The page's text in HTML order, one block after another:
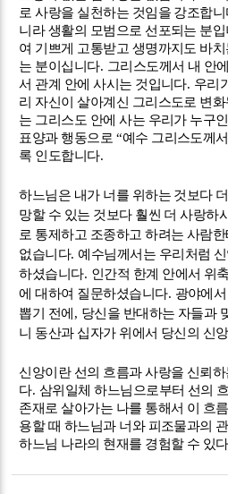
로 사랑을 실천하는 것임을 강조합
니라 생활의 모범으로 선포되는 분
여 기쁘게 고통받고 생명까지도 바
는 분이십니다. 그리스도께서 내 안
서 관계 안에 사시는 것입니다. 우리
리 자신이 살아계신 그리스도로 변
는 그리스도 안에 사는 우리가 누구
표양과 행동으로 “예수 그리스도께
록 인도합니다.
하느님은 내가 너를 위하는 것보다
망할 수 있는 것보다 훨씬 더 사랑하
로 통제하고 조종하고 하려는 사람
없습니다.예수님께서는 우리처럼
하셨습니다. 인간적 한계 안에서 위
에 대하여 질문하셨습니다. 광야에
뽑기 전에 , 당신을 반대하는 자들과
니 동산과 십자가 위에서 당신의 신
신앙이란 선의 흐름과 사랑을 신뢰
다. 삼위일체 하느님으로부터 선의
존재로 살아가는 나를 통해서 이 흐
용할 때 하느님과 너와 피조물과의
하느님 나라의 현재를 경험할 수 있